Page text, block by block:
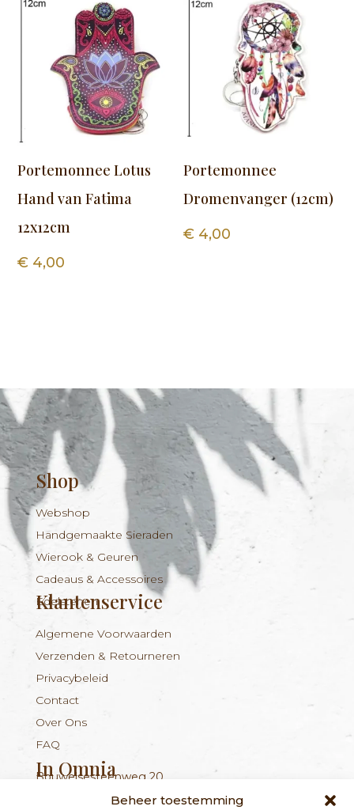
Beheer toestemming
Portemonnee Lotus
Hand van Fatima
12x12cm
€ 4,00
Portemonnee
Dromenvanger (12cm)
€ 4,00
Shop
Webshop
Handgemaakte Sieraden
Wierook & Geuren
Cadeaus & Accessoires
Edelstenen
Klantenservice
Algemene Voorwaarden
Verzenden & Retourneren
Privacybeleid
Contact
Over Ons
FAQ
In Omnia
Bouwelsesteenweg 20
BE 1029.893.045
info@inomnia.be
+324 56 96 16 94
Nieuwsbrief